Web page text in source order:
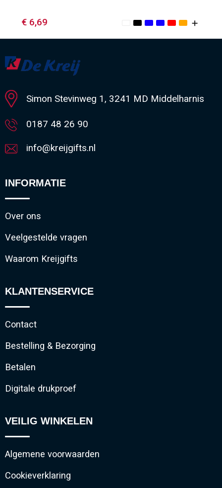
€ 6,69
Minimale afname: 1
Simon Stevinweg 1, 3241 MD Middelharnis
0187 48 26 90
info@kreijgifts.nl
INFORMATIE
Over ons
Veelgestelde vragen
Waarom Kreijgifts
KLANTENSERVICE
Contact
Bestelling & Bezorging
Betalen
Digitale drukproef
VEILIG WINKELEN
Algemene voorwaarden
Cookieverklaring